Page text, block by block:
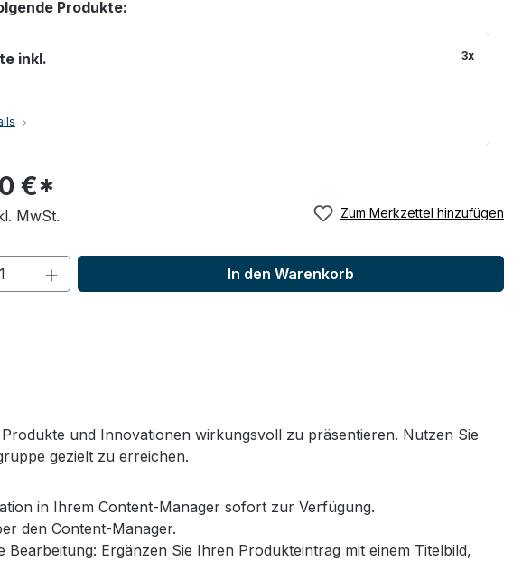
Produkte:
inkl. 3x
€*
MwSt. Zum Merkzettel hinzufügen
In den Warenkorb
und Innovationen wirkungsvoll zu präsentieren. Nutzen Sie
gezielt zu erreichen.
in Ihrem Content-Manager sofort zur Verfügung.
den Content-Manager.
Ergänzen Sie Ihren Produkteintrag mit einem Titelbild,